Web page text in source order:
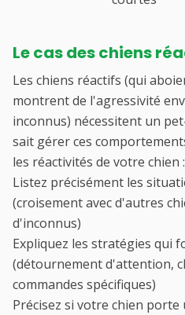
Le cas des chiens
Les chiens réactifs (qui
montrent de l'agressivité
inconnus) nécessitent un
sait gérer ces
les réactivités de votre chien :
Listez précisément les
(croisement avec d'autres
d'inconnus)
Expliquez les stratégies qui
(détournement d'attention,
commandes spécifiques)
Précisez si votre chien porte